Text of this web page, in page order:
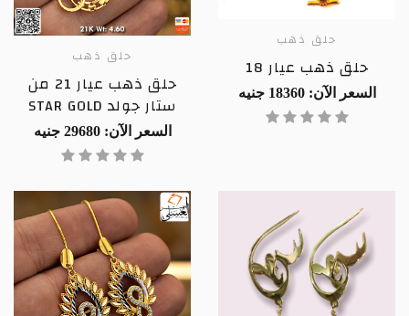
حلق ذهب
حلق ذهب عيار 18
السعر الآن: 18360 جنيه
حلق ذهب
حلق ذهب عيار 21 من
ستار جولد STAR GOLD
السعر الآن: 29680 جنيه